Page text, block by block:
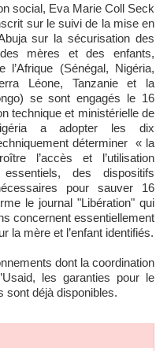
social, Eva Marie Coll Seck
sur le suivi de la mise en
sur la sécurisation des
mères et des enfants,
(Sénégal, Nigéria,
Léone, Tanzanie et la
se sont engagés le 16
technique et ministérielle de
a adopter les dix
déterminer « la
l’accès et l’utilisation
des dispositifs
pour sauver 16
le journal "Libération" qui
concernent essentiellement
la mère et l’enfant identifiés.
dont la coordination
les garanties pour le
sont déjà disponibles.